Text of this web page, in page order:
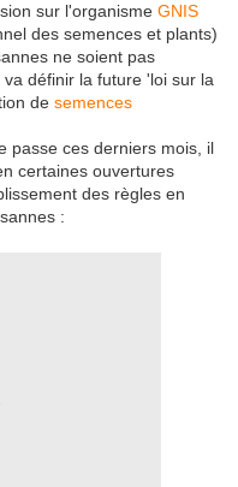
sur l'organisme GNIS
des semences et plants)
ne soient pas
définir la future 'loi sur la
de semences
passe ces derniers mois, il
certaines ouvertures
des règles en
: